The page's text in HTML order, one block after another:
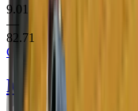
9.01
—
82.71
Clutch Case
MP9 Black Sand